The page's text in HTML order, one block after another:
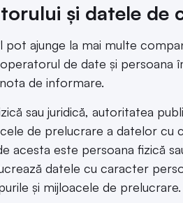
și datele de
ajunge la mai multe
de date și persoana
de informare.
sau juridică, autoritatea
de prelucrare a datelor
acesta este persoana fizică
datele cu caracter
și mijloacele de prelucrare.